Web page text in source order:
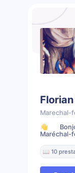
Marechal-
👋
Maréchal-
📖 10